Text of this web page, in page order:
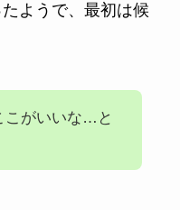
ようで、最初は候
こがいいな…と